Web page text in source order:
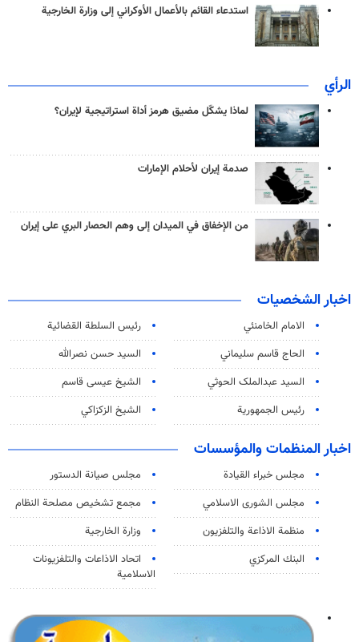
استدعاء القائم بالأعمال الأوكراني إلى وزارة الخارجية
الرأي
لماذا يشكّل مضيق هرمز أداة استراتيجية لإيران؟
صدمة إيران لأحلام الإمارات
من الإخفاق في الميدان إلى وهم الحصار البري على إيران
اخبار الشخصيات
الامام الخامنئي
رئیس السلطة القضائیة
الحاج قاسم سليماني
السيد حسن نصرالله
السید عبدالملک الحوثي
الشيخ عيسى قاسم
رئيس الجمهورية
الشيخ الزكزاكي
اخبار المنظمات والمؤسسات
مجلس خبراء القيادة
مجلس صيانة الدستور
مجلس الشورى الاسلامي
مجمع تشخيص مصلحة النظام
منظمة الاذاعة والتلفزیون
وزارة الخارجية
البنك المركزي
اتحاد الاذاعات والتلفزيونات
الاسلامية